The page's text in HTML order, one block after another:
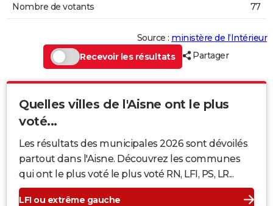
Nombre de votants 77
Source : ministère de l’Intérieur
Recevoir les résultats
Partager
Quelles villes de l'Aisne ont le plus
voté...
Les résultats des municipales 2026 sont dévoilés
partout dans l'Aisne. Découvrez les communes
qui ont le plus voté le plus voté RN, LFI, PS, LR...
LFI ou extrême gauche